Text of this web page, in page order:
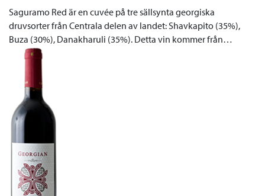
Saguramo Red är en cuvée på tre sällsynta georgiska
druvsorter från Centrala delen av landet: Shavkapito (35%),
Buza (30%), Danakharuli (35%). Detta vin kommer från…